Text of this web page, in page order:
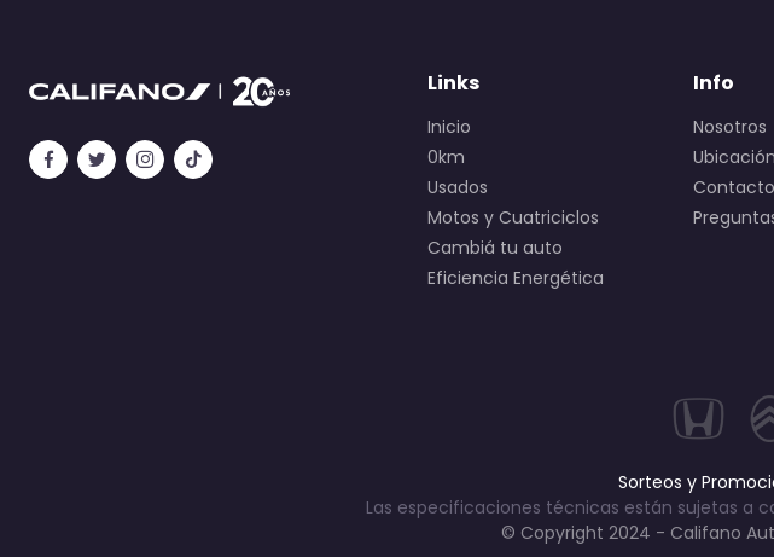
Links
Inicio
0km
Usados
Motos y Cuatriciclos
Cambiá tu auto
Eficiencia Energética
Info
Nosotros
Ubicación
Contacto
Sorteos y
Las especificaciones técnicas están sujetas a
© Copyright 2024 - Califano